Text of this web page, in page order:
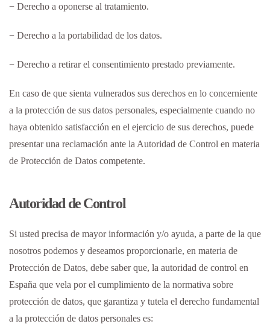
− Derecho a oponerse al tratamiento.
− Derecho a la portabilidad de los datos.
− Derecho a retirar el consentimiento prestado previamente.
En caso de que sienta vulnerados sus derechos en lo concerniente
a la protección de sus datos personales, especialmente cuando no
haya obtenido satisfacción en el ejercicio de sus derechos, puede
presentar una reclamación ante la Autoridad de Control en materia
de Protección de Datos competente.
Autoridad de Control
Si usted precisa de mayor información y/o ayuda, a parte de la que
nosotros podemos y deseamos proporcionarle, en materia de
Protección de Datos, debe saber que, la autoridad de control en
España que vela por el cumplimiento de la normativa sobre
protección de datos, que garantiza y tutela el derecho fundamental
a la protección de datos personales es: